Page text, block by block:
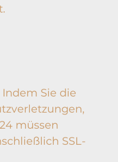
Sie die
müssen
SSL-